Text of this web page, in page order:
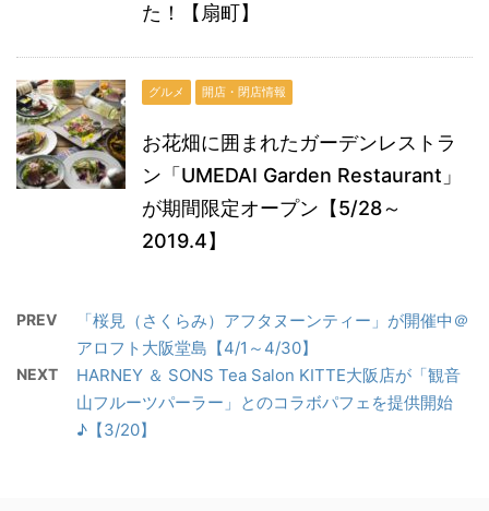
た！【扇町】
グルメ 開店・閉店情報
お花畑に囲まれたガーデンレストラ
ン「UMEDAI Garden Restaurant」
が期間限定オープン【5/28～
2019.4】
PREV
「桜見（さくらみ）アフタヌーンティー」が開催中＠
アロフト大阪堂島【4/1～4/30】
NEXT
HARNEY ＆ SONS Tea Salon KITTE大阪店が「観音
山フルーツパーラー」とのコラボパフェを提供開始
♪【3/20】